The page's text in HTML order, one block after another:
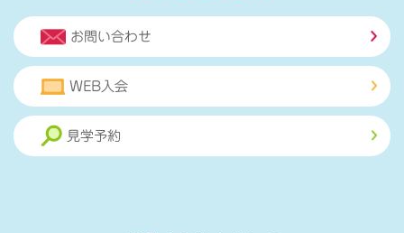
お問い合わせ
WEB入会
見学予約